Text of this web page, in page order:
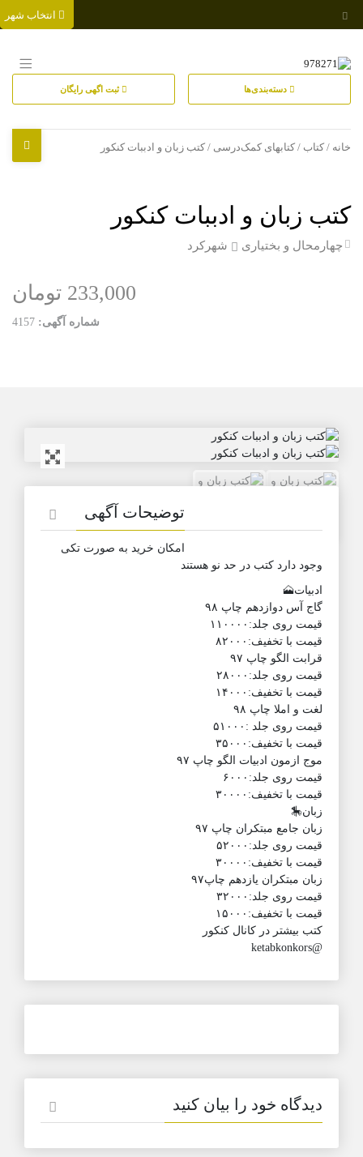
دسته‌بندی‌ها ثبت اگهی رایگان
خانه / کتاب / کتابهای کمک‌درسی / کتب زبان و ادببات کنکور
کتب زبان و ادببات کنکور
چهارمحال و بختیاری شهرکرد
233,000 تومان
شماره آگهی: 4157
توضیحات آگهی
امکان خرید به صورت تکی
وجود دارد کتب در حد نو هستند
ادبیات🗻
گاج آس دوازدهم چاپ ۹۸
قیمت روی جلد:۱۱۰۰۰۰
قیمت با تخفیف:۸۲۰۰۰
قرابت الگو چاپ ۹۷
قیمت روی جلد:۲۸۰۰۰
قیمت با تخفیف:۱۴۰۰۰
لغت و املا چاپ ۹۸
قیمت روی جلد :۵۱۰۰۰
قیمت با تخفیف:۳۵۰۰۰
موج ازمون ادبیات الگو چاپ ۹۷
قیمت روی جلد:۶۰۰۰
قیمت با تخفیف:۳۰۰۰۰
زبان🎠
زبان جامع مبتکران چاپ ۹۷
قیمت روی جلد:۵۲۰۰۰
قیمت با تخفیف:۳۰۰۰۰
زبان مبتکران یازدهم چاپ۹۷
قیمت روی جلد:۳۲۰۰۰
قیمت با تخفیف:۱۵۰۰۰
کتب بیشتر در کانال کنکور
@ketabkonkors
دیدگاه خود را بیان کنید